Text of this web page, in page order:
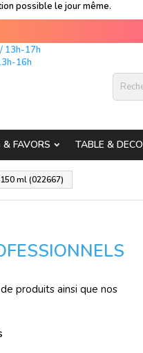
possible le jour même.
13h-17h
16h
FAVORS TABLE & DECO
ml (022667)
produits ainsi que nos